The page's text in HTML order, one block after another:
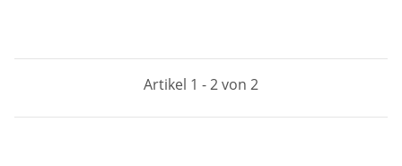
Artikel 1 - 2 von 2